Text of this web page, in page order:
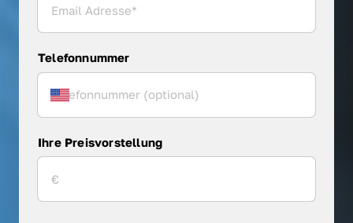
Telefonnummer
Ihre Preisvorstellung